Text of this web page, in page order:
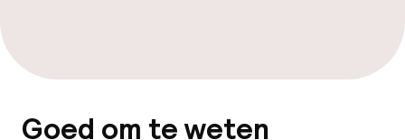
Overal rookvrij
Goed om te weten